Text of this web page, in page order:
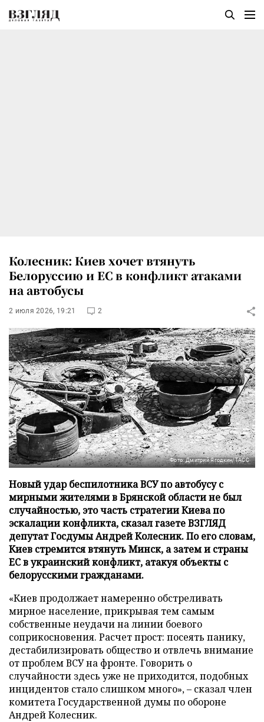
Колесник: Киев хочет втянуть
Белоруссию и ЕС в конфликт атаками
на автобусы
2 июля 2026, 19:21 2
Фото: Дмитрий Ягодкин/ТАСС
Новый удар беспилотника ВСУ по автобусу с
мирными жителями в Брянской области не был
случайностью, это часть стратегии Киева по
эскалации конфликта, сказал газете ВЗГЛЯД
депутат Госдумы Андрей Колесник. По его словам,
Киев стремится втянуть Минск, а затем и страны
ЕС в украинский конфликт, атакуя объекты с
белорусскими гражданами.
«Киев продолжает намеренно обстреливать
мирное население, прикрывая тем самым
собственные неудачи на линии боевого
соприкосновения. Расчет прост: посеять панику,
дестабилизировать общество и отвлечь внимание
от проблем ВСУ на фронте. Говорить о
случайности здесь уже не приходится, подобных
инцидентов стало слишком много», – сказал член
комитета Государственной думы по обороне
Андрей Колесник.